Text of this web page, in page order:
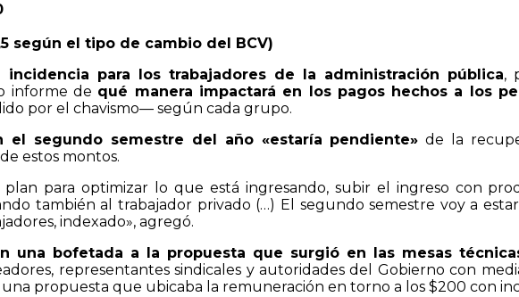
según el tipo de cambio del BCV)
incidencia para los trabajadores de la administración pública,
informe de qué manera impactará en los pagos hechos a los
por el chavismo— según cada grupo.
el segundo semestre del año «estaría pendiente» de la
estos montos.
para optimizar lo que está ingresando, subir el ingreso con
también al trabajador privado (…) El segundo semestre voy a
indexado», agregó.
una bofetada a la propuesta que surgió en las mesas
representantes sindicales y autoridades del Gobierno con
propuesta que ubicaba la remuneración en torno a los $200 con